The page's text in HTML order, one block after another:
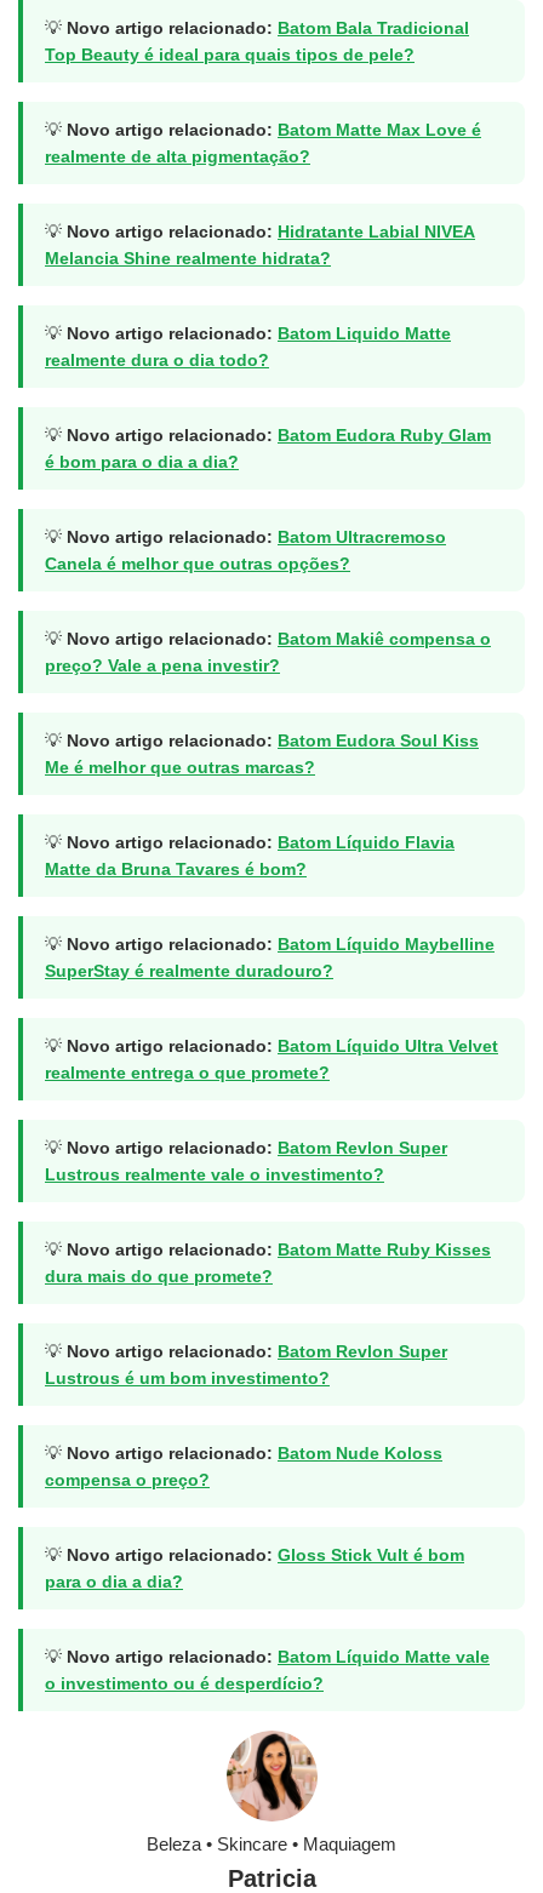
💡 Novo artigo relacionado: Batom Bala Tradicional
Top Beauty é ideal para quais tipos de pele?
💡 Novo artigo relacionado: Batom Matte Max Love é
realmente de alta pigmentação?
💡 Novo artigo relacionado: Hidratante Labial NIVEA
Melancia Shine realmente hidrata?
💡 Novo artigo relacionado: Batom Liquido Matte
realmente dura o dia todo?
💡 Novo artigo relacionado: Batom Eudora Ruby Glam
é bom para o dia a dia?
💡 Novo artigo relacionado: Batom Ultracremoso
Canela é melhor que outras opções?
💡 Novo artigo relacionado: Batom Makiê compensa o
preço? Vale a pena investir?
💡 Novo artigo relacionado: Batom Eudora Soul Kiss
Me é melhor que outras marcas?
💡 Novo artigo relacionado: Batom Líquido Flavia
Matte da Bruna Tavares é bom?
💡 Novo artigo relacionado: Batom Líquido Maybelline
SuperStay é realmente duradouro?
💡 Novo artigo relacionado: Batom Líquido Ultra Velvet
realmente entrega o que promete?
💡 Novo artigo relacionado: Batom Revlon Super
Lustrous realmente vale o investimento?
💡 Novo artigo relacionado: Batom Matte Ruby Kisses
dura mais do que promete?
💡 Novo artigo relacionado: Batom Revlon Super
Lustrous é um bom investimento?
💡 Novo artigo relacionado: Batom Nude Koloss
compensa o preço?
💡 Novo artigo relacionado: Gloss Stick Vult é bom
para o dia a dia?
💡 Novo artigo relacionado: Batom Líquido Matte vale
o investimento ou é desperdício?
Beleza • Skincare • Maquiagem
Patricia